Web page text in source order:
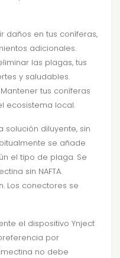
daños en tus coníferas,
adicionales.
las plagas, tus
y saludables.
Mantener tus coníferas
ecosistema local.
solución diluyente, sin
se añade
el tipo de plaga. Se
sin NAFTA.
Los conectores se
el dispositivo Ynject
por
no debe